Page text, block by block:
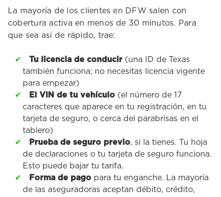
La mayoría de los clientes en DFW salen con
cobertura activa en menos de 30 minutos. Para
que sea así de rápido, trae:
Tu licencia de conducir (una ID de Texas
también funciona; no necesitas licencia vigente
para empezar)
El VIN de tu vehículo (el número de 17
caracteres que aparece en tu registración, en tu
tarjeta de seguro, o cerca del parabrisas en el
tablero)
Prueba de seguro previo, si la tienes. Tu hoja
de declaraciones o tu tarjeta de seguro funciona.
Esto puede bajar tu tarifa.
Forma de pago para tu enganche. La mayoría
de las aseguradoras aceptan débito, crédito,